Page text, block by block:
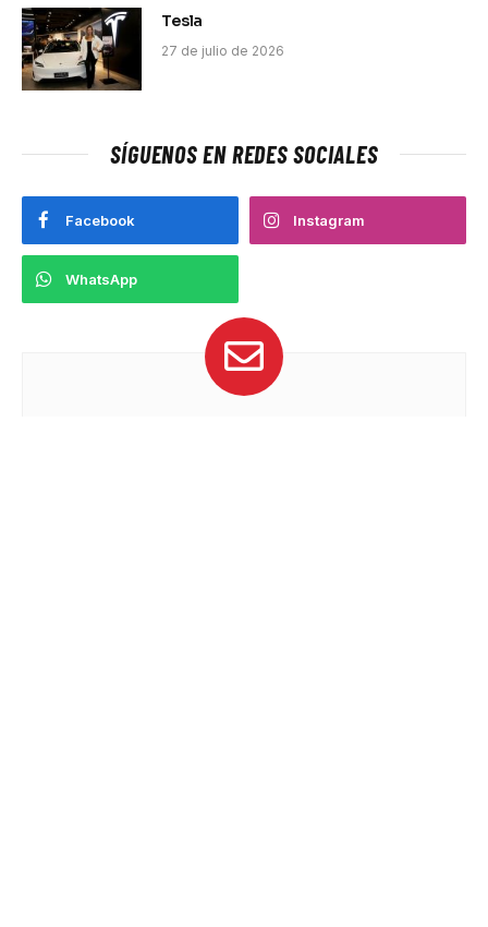
Tesla
27 de julio de 2026
SÍGUENOS EN REDES SOCIALES
Facebook Instagram
WhatsApp